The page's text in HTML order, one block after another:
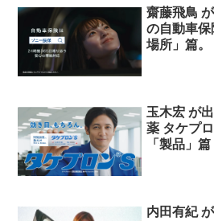
齋藤飛鳥
の自動車保
場所」篇。
玉木宏 が
薬 タケプ
「製品」篇
内田有紀